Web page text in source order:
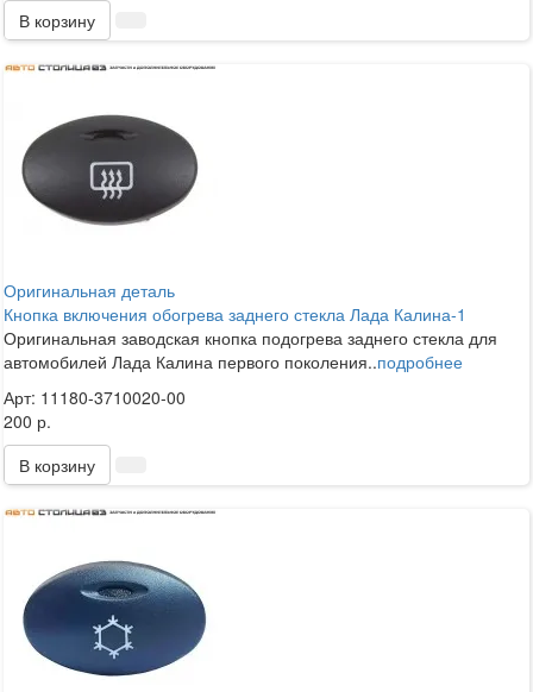
В корзину
Оригинальная деталь
Кнопка включения обогрева заднего стекла Лада Калина-1
Оригинальная заводская кнопка подогрева заднего стекла для
автомобилей Лада Калина первого поколения..подробнее
Арт: 11180-3710020-00
200 р.
В корзину